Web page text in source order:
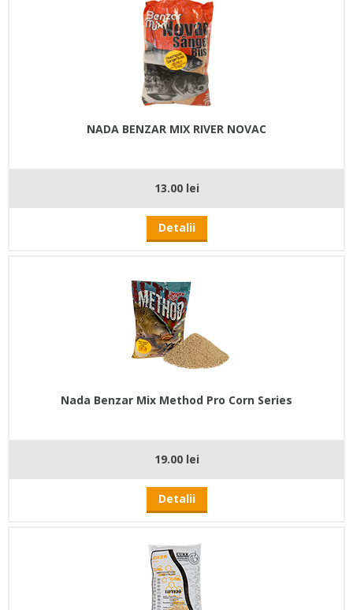
NADA BENZAR MIX RIVER NOVAC
13.00 lei
Detalii
Nada Benzar Mix Method Pro Corn Series
19.00 lei
Detalii